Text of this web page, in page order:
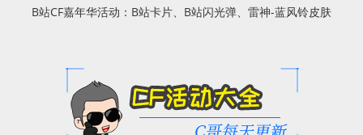
B站CF嘉年华活动：B站卡片、B站闪光弹、雷神-蓝风铃皮肤